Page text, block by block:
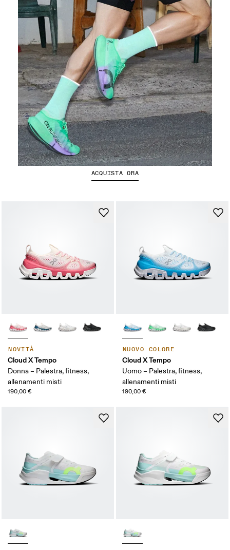
NOVITÀ
Cloud X Tempo
Donna – Palestra, fitness,
allenamenti misti
190,00 €
NUOVO COLORE
Cloud X Tempo
Uomo – Palestra, fitness,
allenamenti misti
190,00 €
La Cloudboom Strike 2
ACQUISTA ORA